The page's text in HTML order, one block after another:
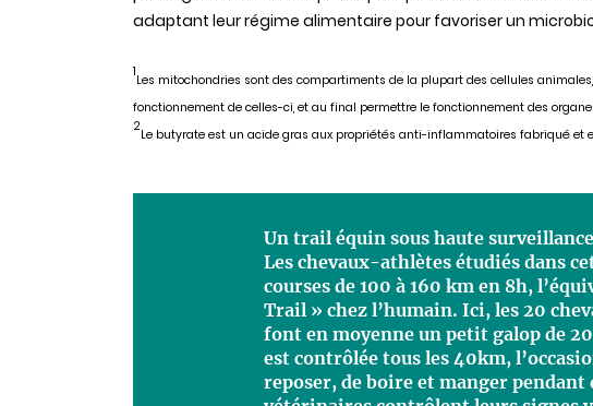
adaptant leur régime alimentaire pour favoriser un
1
Les mitochondries sont des compartiments de la plupart des cellules
fonctionnement de celles-ci, et au final permettre le fonctionnement des
2
Le butyrate est un acide gras aux propriétés anti-inflammatoires fabriqué et
Un trail équin sous haute surveillance
Les chevaux-athlètes étudiés dans
courses de 100 à 160 km en 8h,
Trail » chez l’humain. Ici, les 20
font en moyenne un petit galop de
est contrôlée tous les 40km,
reposer, de boire et manger pendant